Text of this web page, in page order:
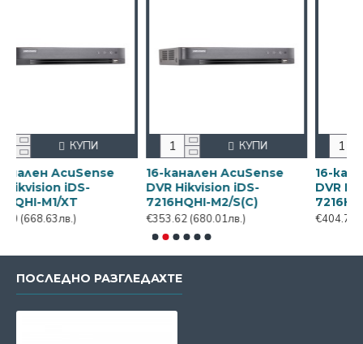
AcuSense
iDS-
XT
КУПИ
16-канален AcuSense
DVR Hikvision iDS-
7216HQHI-M2/S(C)
(680.01лв.)
КУПИ
16-канален
DVR Hikvision
7216HQHI-M2/
ПОСЛЕДНО РАЗГЛЕДАХТЕ